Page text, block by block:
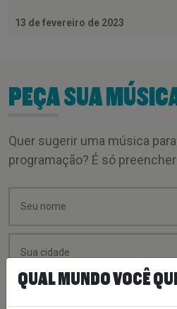
13 de fevereiro de 2023
PEÇA SUA
Quer sugerir uma música
programação? É só
QUAL MUNDO VOCÊ